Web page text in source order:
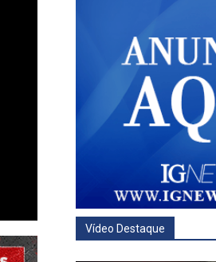
Vídeo Destaque